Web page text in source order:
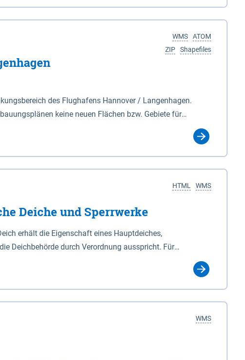
Schnackenburg im Osten und Hohnstorf (Elbe) im Westen
Das Biosphärenreservat umfasst Teile der Landkreise
ATOM
WMS
Shapefiles
ZIP
des Flughafens Hannover / Langenhagen.
keine neuen Flächen bzw. Gebiete für
WMS
HTML
Deiche und Sperrwerke
erhält die Eigenschaft eines Hauptdeiches,
Deichbehörde durch Verordnung ausspricht. Für
Deichgesetzes (NDG). Die Widmung "2.Deichlinie" ist
zu dienen bestimmt sind (§2 Abs.3 NDG). Ein Bauwerk
Widmung, die die Deichbehörde durch Verordnung
WMS